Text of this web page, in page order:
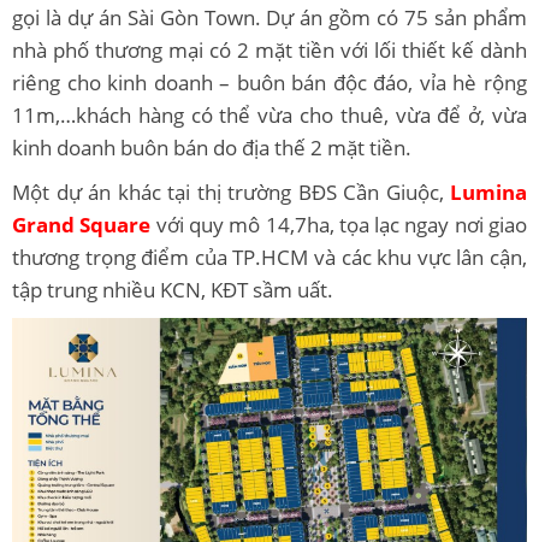
gọi là dự án Sài Gòn Town. Dự án gồm có 75 sản phẩm
nhà phố thương mại có 2 mặt tiền với lối thiết kế dành
riêng cho kinh doanh – buôn bán độc đáo, vỉa hè rộng
11m,…khách hàng có thể vừa cho thuê, vừa để ở, vừa
kinh doanh buôn bán do địa thế 2 mặt tiền.
Một dự án khác tại thị trường BĐS Cần Giuộc, Lumina
Grand Square với quy mô 14,7ha, tọa lạc ngay nơi giao
thương trọng điểm của TP.HCM và các khu vực lân cận,
tập trung nhiều KCN, KĐT sầm uất.